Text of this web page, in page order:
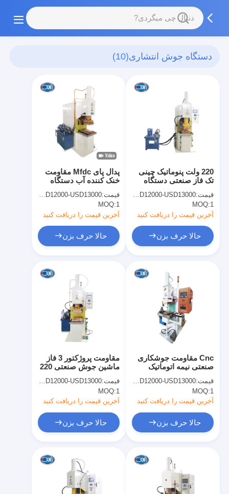
دستگاه جوش انتشاری(10)
پدال پای Mfdc مقاومت
خنک کننده آب دستگاه
قیمت:USD12000-USD13000
MOQ:1
آخرین قیمت را دریافت کنید
حالا حرف بزن
220 ولت پنوماتیک چینی
تک فاز صنعتی دستگاه
قیمت:USD12000-USD13000
MOQ:1
آخرین قیمت را دریافت کنید
حالا حرف بزن
مقاومت پروژکتور 3 فاز
ماشین جوش صنعتی 220
قیمت:USD12000-USD13000
MOQ:1
آخرین قیمت را دریافت کنید
حالا حرف بزن
Cnc مقاومت جوشکاری
صنعتی نیمه اتوماتیک
قیمت
قیمت:USD12000-USD13000
MOQ:1
آخرین قیمت را دریافت کنید
حالا حرف بزن